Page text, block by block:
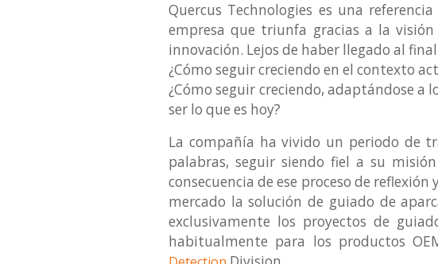
Quercus Technologies es una
empresa que triunfa gracias a la
innovación. Lejos de haber llegado al
¿Cómo seguir creciendo en el contexto
¿Cómo seguir creciendo, adaptándose a
ser lo que es hoy?
La compañía ha vivido un periodo de
palabras, seguir siendo fiel a su
consecuencia de ese proceso de
mercado la solución de guiado de
exclusivamente los proyectos de
habitualmente para los productos